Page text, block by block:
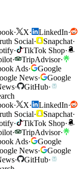
· X· LinkedIn·
Social· Snapchat·
· TikTok Shop·
· TripAdvisor·
Ads·
Google
News·
Google
· GitHub·
· X· LinkedIn·
Social· Snapchat·
· TikTok Shop·
· TripAdvisor·
Ads·
Google
News·
Google
· GitHub·